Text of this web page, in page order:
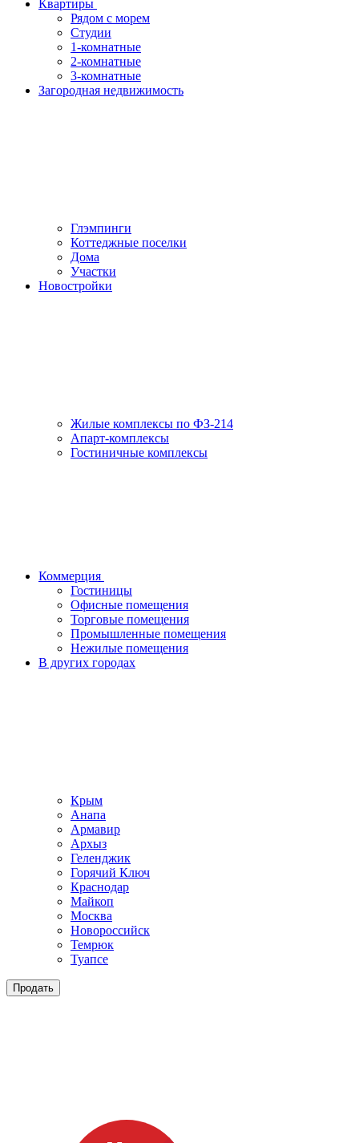
Квартиры
Рядом с морем
Студии
1-комнатные
2-комнатные
3-комнатные
Загородная недвижимость
Глэмпинги
Коттеджные поселки
Дома
Участки
Новостройки
Жилые комплексы по ФЗ-214
Апарт-комплексы
Гостиничные комплексы
Коммерция
Гостиницы
Офисные помещения
Торговые помещения
Промышленные помещения
Нежилые помещения
В других городах
Крым
Анапа
Армавир
Архыз
Геленджик
Горячий Ключ
Краснодар
Майкоп
Москва
Новороссийск
Темрюк
Туапсе
Продать